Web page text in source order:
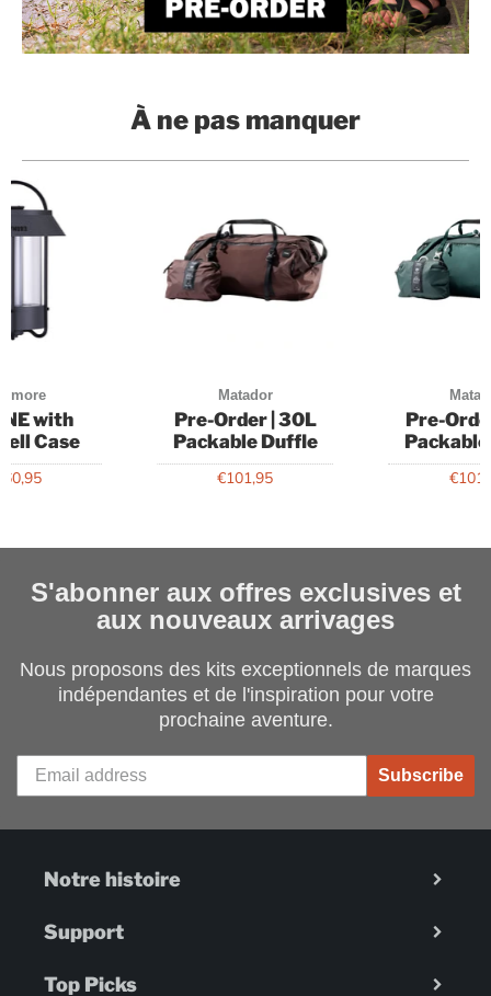
À ne pas manquer
with
Case
Matador
Pre-Order | 30L
Packable Duffle
€101,95
Pre-
S'abonner aux offres exclusives et
aux nouveaux arrivages
Nous proposons des kits exceptionnels de marques
indépendantes et de l'inspiration pour votre
prochaine aventure.
Subscribe
Notre histoire
Support
Top Picks